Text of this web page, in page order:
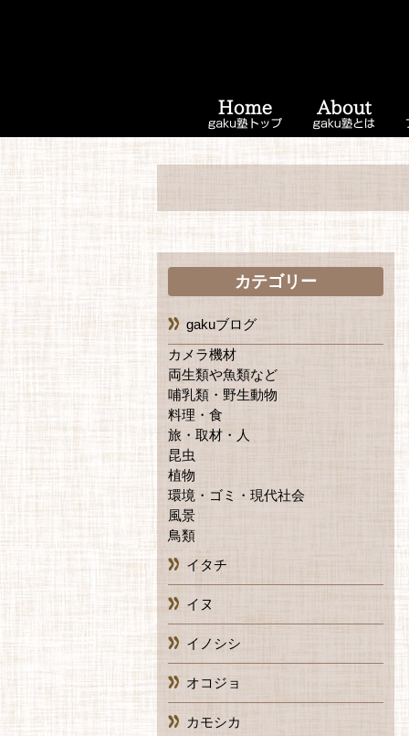
カテゴリー
gakuブログ
カメラ機材
両生類や魚類など
哺乳類・野生動物
料理・食
旅・取材・人
昆虫
植物
環境・ゴミ・現代社会
風景
鳥類
イタチ
イヌ
イノシシ
オコジョ
カモシカ